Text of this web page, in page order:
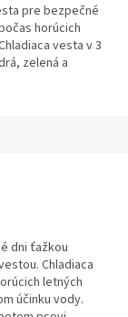
pre bezpečné
horúcich
vesta v 3
zelená a
dni ťažkou
Chladiaca
letných
účinku vody.